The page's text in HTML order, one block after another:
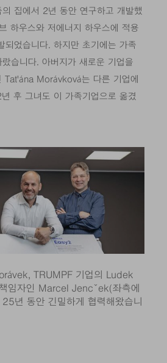
집에서 2년 동안 연구하고 개발했
하우스와 저에너지 하우스에 적용
되었습니다. 하지만 초기에는 가족
습니다. 아버지가 새로운 기업을
Tat'ána Morávková는 다른 기업에
후 그녀도 이 가족기업으로 옮겼
TRUMPF 기업의 Ludek
임자인 Marcel Jencˇek(좌측에
년 동안 긴밀하게 협력해왔습니